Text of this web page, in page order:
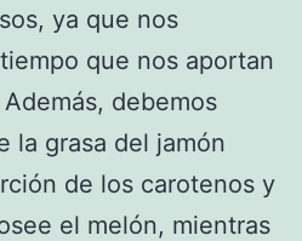
ya que nos
que nos aportan
debemos
la grasa del jamón
de los carotenos y
el melón, mientras